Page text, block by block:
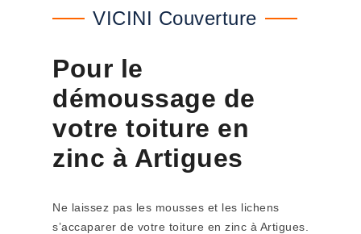
VICINI Couverture
Pour le
démoussage de
votre toiture en
zinc à Artigues
Ne laissez pas les mousses et les lichens
s’accaparer de votre toiture en zinc à Artigues.